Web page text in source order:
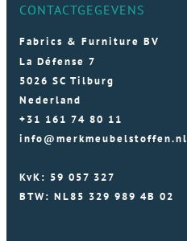
CONTACTGEGEVENS
Fabrics & Furniture BV
La Défense 7
5026 SC Tilburg
Nederland
+31 161 74 80 11
info@merkmeubelstoffen.nl
KvK: 59 057 327
BTW: NL85 329 989 4B 02